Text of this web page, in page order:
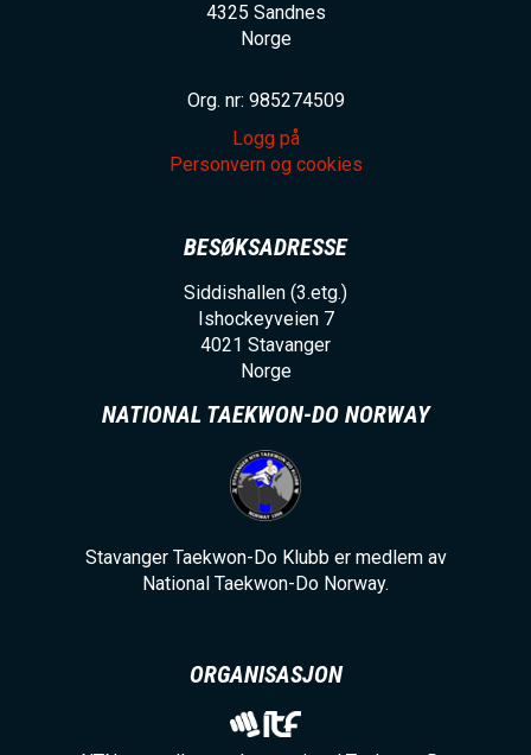
4325 Sandnes
Norge
Org. nr: 985274509
Logg på
Personvern og cookies
BESØKSADRESSE
Siddishallen (3.etg.)
Ishockeyveien 7
4021 Stavanger
Norge
NATIONAL TAEKWON-DO NORWAY
Stavanger Taekwon-Do Klubb er medlem av
National Taekwon-Do Norway.
ORGANISASJON